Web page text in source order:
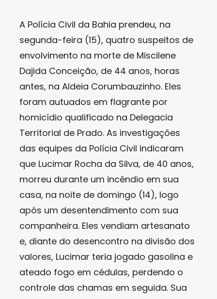
A Polícia Civil da Bahia prendeu, na
segunda-feira (15), quatro suspeitos de
envolvimento na morte de Miscilene
Dajida Conceição, de 44 anos, horas
antes, na Aldeia Corumbauzinho. Eles
foram autuados em flagrante por
homicídio qualificado na Delegacia
Territorial de Prado. As investigações
das equipes da Polícia Civil indicaram
que Lucimar Rocha da Silva, de 40 anos,
morreu durante um incêndio em sua
casa, na noite de domingo (14), logo
após um desentendimento com sua
companheira. Eles vendiam artesanato
e, diante do desencontro na divisão dos
valores, Lucimar teria jogado gasolina e
ateado fogo em cédulas, perdendo o
controle das chamas em seguida. Sua